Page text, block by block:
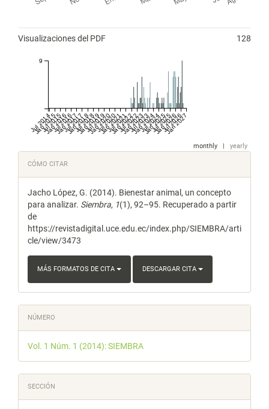
Visualizaciones del PDF 128
Jul 2014
Jan 2015
Jul 2015
Jan 2016
Jul 2016
Jan 2017
Jul 2017
Jan 2018
Jul 2018
Jan 2019
Jul 2019
Jan 2020
Jul 2020
Jan 2021
Jul 2021
Jan 2022
Jul 2022
Jan 2023
Jul 2023
Jan 2024
Jul 2024
Jan 2025
Jul 2025
Jan 2026
Jul 2026
Jan 2027
9
monthly | yearly
Detalles
del
artículo
CÓMO CITAR
Jacho López, G. (2014). Bienestar animal, un concepto
para analizar. Siembra, 1(1), 92–95. Recuperado a partir
de
https://revistadigital.uce.edu.ec/index.php/SIEMBRA/arti
cle/view/3473
MÁS FORMATOS DE CITA DESCARGAR CITA
NÚMERO
Vol. 1 Núm. 1 (2014): SIEMBRA
SECCIÓN